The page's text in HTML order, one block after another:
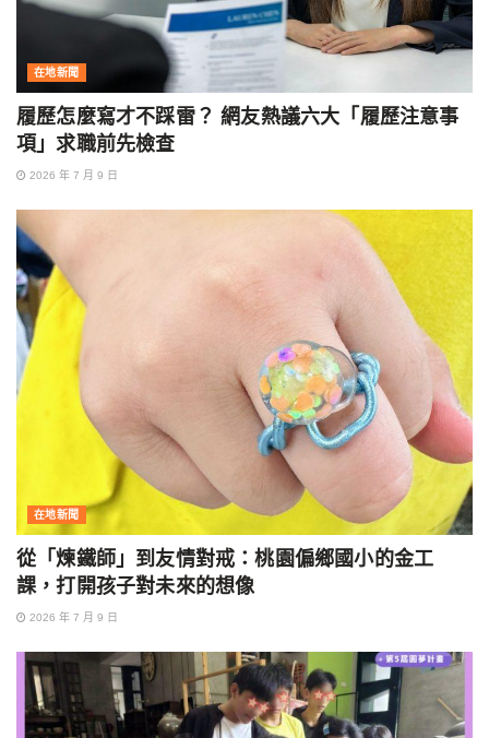
在地新聞
履歷怎麼寫才不踩雷？ 網友熱議六大「履歷注意事
項」求職前先檢查
2026 年 7 月 9 日
在地新聞
從「煉鐵師」到友情對戒：桃園偏鄉國小的金工
課，打開孩子對未來的想像
2026 年 7 月 9 日